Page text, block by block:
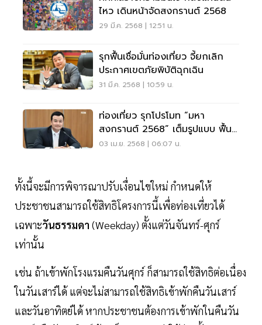
ไหว เดินหน้าจัดสงกรานต์ 2568
29 มี.ค. 2568 | 12:51 น.
รุกฟื้นเชื่อมั่นท่องเที่ยว จี้ยกเลิก
ประกาศเขตภัยพิบัติฉุกเฉิน
31 มี.ค. 2568 | 10:59 น.
ท่องเที่ยว รุกโปรโมท “มหา
สงกรานต์ 2568” เต็มรูปแบบ ฟื้น
เชื่อมั่น
03 เม.ย. 2568 | 06:07 น.
ทั้งนี้จะมีการพิจารณาปรับเงื่อนไขใหม่ กำหนดให้
ประชาชนสามารถใช้สิทธิโครงการนี้เพื่อท่องเที่ยวได้
เฉพาะวันธรรมดา (Weekday) ตั้งแต่วันจันทร์-ศุกร์
เท่านั้น
เช่น ถ้าเข้าพักโรงแรมคืนวันศุกร์ ก็สามารถใช้สิทธิต่อเนื่อง
ในวันเสาร์ได้ แต่จะไม่สามารถใช้สิทธิเข้าพักคืนวันเสาร์
และวันอาทิตย์ได้ หากประชาชนต้องการเข้าพักในคืนวัน